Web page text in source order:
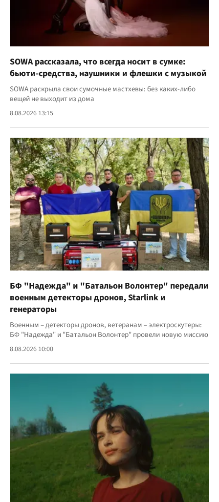
SOWA рассказала, что всегда носит в сумке:
бьюти-средства, наушники и флешки с музыкой
SOWA раскрыла свои сумочные мастхевы: без каких-либо
вещей не выходит из дома
8.08.2026 13:15
БФ "Надежда" и "Батальон Волонтер" передали
военным детекторы дронов, Starlink и
генераторы
Военным – детекторы дронов, ветеранам – электроскутеры:
БФ "Надежда" и "Батальон Волонтер" провели новую миссию
8.08.2026 10:00